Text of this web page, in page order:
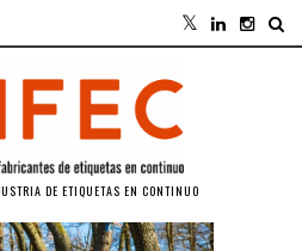
DE ETIQUETAS EN CONTINUO